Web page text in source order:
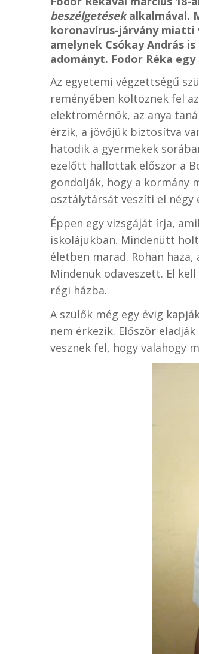
beszélgetésekalkalmával.
koronavírus-járvány miatti
amelynek Csókay András
adományt. Fodor Réka
Az egyetemi végzettségű
reményében költöznek fel
elektromérnök, az anya
érzik, a jövőjük biztosítva
hatodik a gyermekek
ezelőtt hallottak először a
gondolják, hogy a kormány
osztálytársát veszíti el négy
Éppen egy vizsgáját írja,
iskolájukban. Mindenütt
életben marad. Rohan
Mindenük odaveszett. El
régi házba.
A szülők még egy évig
nem érkezik. Először
vesznek fel, hogy valahogy